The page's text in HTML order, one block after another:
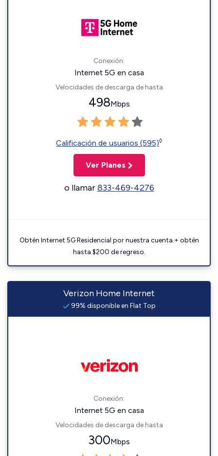
Conexión:
Internet 5G en casa
Velocidades de descarga de hasta
498Mbps
Calificación de usuarios (595)◊
Ver Planes
o llamar833-469-4276
Obtén Internet 5G Residencial por nuestra cuenta + obtén
hasta $200 de regreso.
Verizon Home Internet
99% disponible en Flat Top
Conexión:
Internet 5G en casa
Velocidades de descarga de hasta
300Mbps